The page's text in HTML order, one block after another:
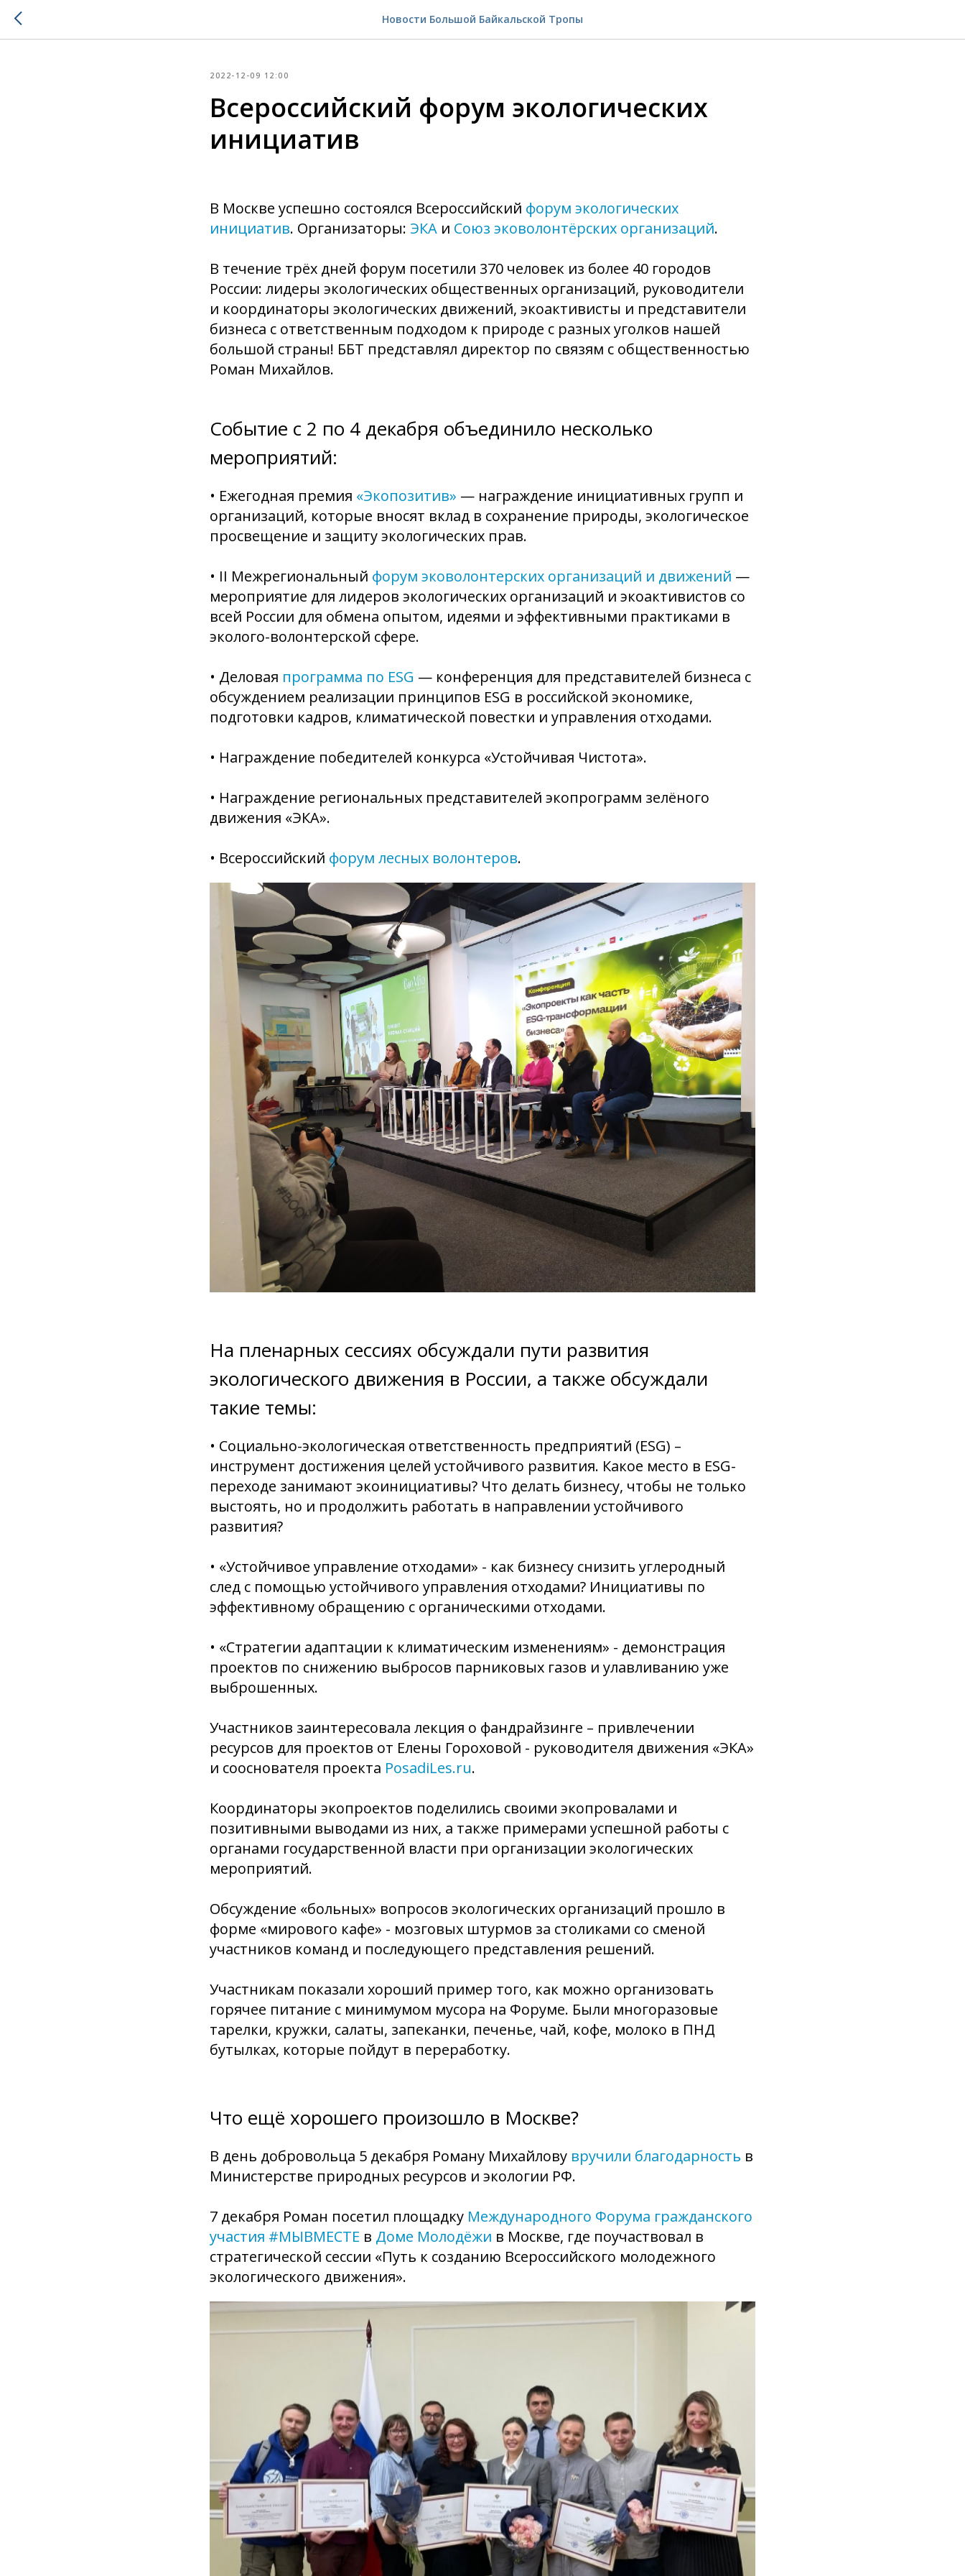
Новости Большой Байкальской Тропы
2022-12-09 12:00
Всероссийский форум экологических
инициатив
В Москве успешно состоялся Всероссийский форум экологических
инициатив. Организаторы: ЭКА и Союз эковолонтёрских организаций.
В течение трёх дней форум посетили 370 человек из более 40 городов
России: лидеры экологических общественных организаций, руководители
и координаторы экологических движений, экоактивисты и представители
бизнеса с ответственным подходом к природе с разных уголков нашей
большой страны! ББТ представлял директор по связям с общественностью
Роман Михайлов.
Событие с 2 по 4 декабря объединило несколько
мероприятий:
• Ежегодная премия «Экопозитив» — награждение инициативных групп и
организаций, которые вносят вклад в сохранение природы, экологическое
просвещение и защиту экологических прав.
• II Межрегиональный форум эковолонтерских организаций и движений —
мероприятие для лидеров экологических организаций и экоактивистов со
всей России для обмена опытом, идеями и эффективными практиками в
эколого-волонтерской сфере.
• Деловая программа по ESG — конференция для представителей бизнеса с
обсуждением реализации принципов ESG в российской экономике,
подготовки кадров, климатической повестки и управления отходами.
• Награждение победителей конкурса «Устойчивая Чистота».
• Награждение региональных представителей экопрограмм зелёного
движения «ЭКА».
• Всероссийский форум лесных волонтеров.
На пленарных сессиях обсуждали пути развития
экологического движения в России, а также обсуждали
такие темы:
• Социально-экологическая ответственность предприятий (ESG) –
инструмент достижения целей устойчивого развития. Какое место в ESG-
переходе занимают экоинициативы? Что делать бизнесу, чтобы не только
выстоять, но и продолжить работать в направлении устойчивого
развития?
• «Устойчивое управление отходами» - как бизнесу снизить углеродный
след с помощью устойчивого управления отходами? Инициативы по
эффективному обращению с органическими отходами.
• «Стратегии адаптации к климатическим изменениям» - демонстрация
проектов по снижению выбросов парниковых газов и улавливанию уже
выброшенных.
Участников заинтересовала лекция о фандрайзинге – привлечении
ресурсов для проектов от Елены Гороховой - руководителя движения «ЭКА»
и сооснователя проекта PosadiLes.ru.
Координаторы экопроектов поделились своими экопровалами и
позитивными выводами из них, а также примерами успешной работы с
органами государственной власти при организации экологических
мероприятий.
Обсуждение «больных» вопросов экологических организаций прошло в
форме «мирового кафе» - мозговых штурмов за столиками со сменой
участников команд и последующего представления решений.
Участникам показали хороший пример того, как можно организовать
горячее питание с минимумом мусора на Форуме. Были многоразовые
тарелки, кружки, салаты, запеканки, печенье, чай, кофе, молоко в ПНД
бутылках, которые пойдут в переработку.
Что ещё хорошего произошло в Москве?
В день добровольца 5 декабря Роману Михайлову вручили благодарность в
Министерстве природных ресурсов и экологии РФ.
7 декабря Роман посетил площадку Международного Форума гражданского
участия #МЫВМЕСТЕ в Доме Молодёжи в Москве, где поучаствовал в
стратегической сессии «Путь к созданию Всероссийского молодежного
экологического движения».